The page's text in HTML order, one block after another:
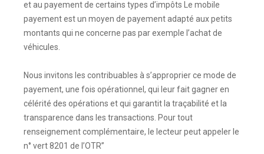
et au payement de certains types d’impôts Le mobile
payement est un moyen de payement adapté aux petits
montants qui ne concerne pas par exemple l’achat de
véhicules.
Nous invitons les contribuables à s’approprier ce mode de
payement, une fois opérationnel, qui leur fait gagner en
célérité des opérations et qui garantit la traçabilité et la
transparence dans les transactions. Pour tout
renseignement complémentaire, le lecteur peut appeler le
n° vert 8201 de l’OTR’’